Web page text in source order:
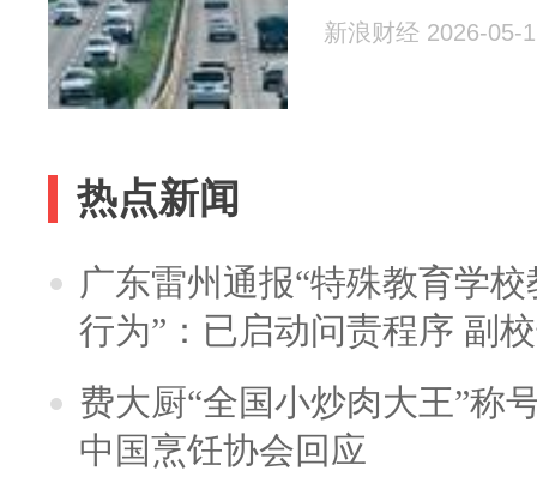
新浪财经 2026-05-
热点新闻
广东雷州通报“特殊教育学
行为”：已启动问责程序 副
费大厨“全国小炒肉大王”称
中国烹饪协会回应